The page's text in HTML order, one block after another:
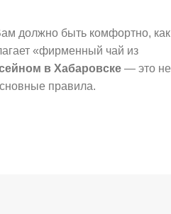
должно быть комфортно, как
«фирменный чай из
в Хабаровске — это не
правила.